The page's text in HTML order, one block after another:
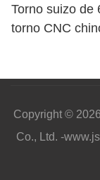
Torno suizo de
torno CNC
Copyright ©
Co., Ltd. -